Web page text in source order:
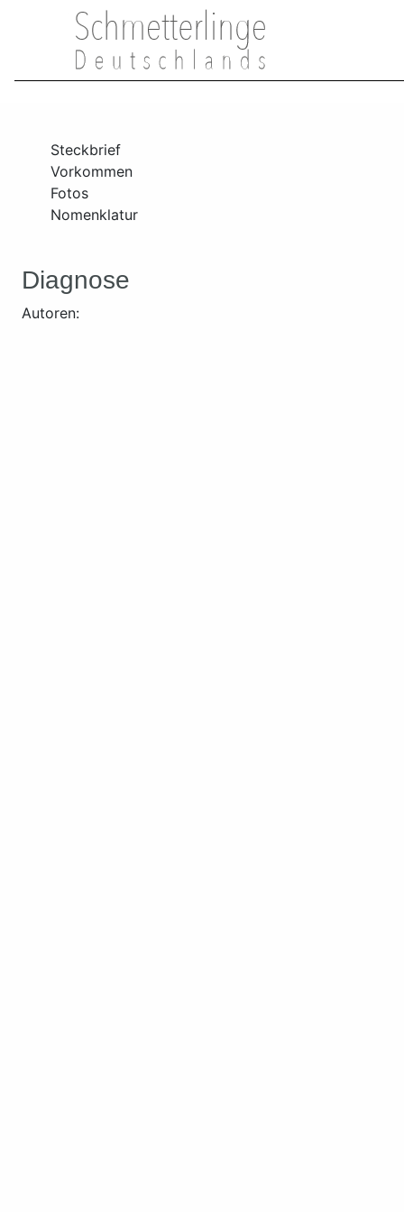
Steckbrief
Vorkommen
Fotos
Nomenklatur
Diagnose
Autoren: